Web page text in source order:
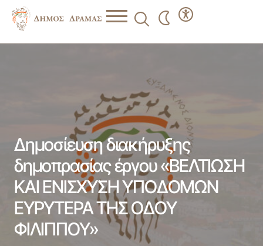
Δημοσίευση διακήρυξης
δημοπρασίας έργου «ΒΕΛΤΙΩΣΗ
ΚΑΙ ΕΝΙΣΧΥΣΗ ΥΠΟΔΟΜΩΝ
ΕΥΡΥΤΕΡΑ ΤΗΣ ΟΔΟΥ
ΦΙΛΙΠΠΟΥ»